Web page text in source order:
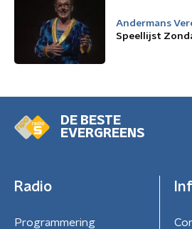
Andermans
Speellijst
DE BESTE
EVERGREENS
Radio
Programmering